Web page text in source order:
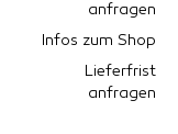
anfragen
Infos zum Shop
Lieferfrist
anfragen